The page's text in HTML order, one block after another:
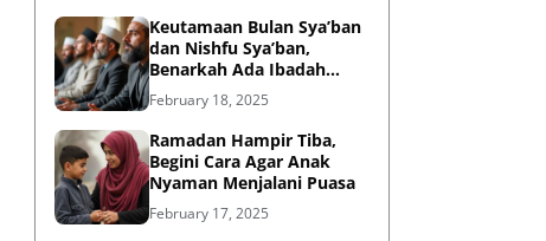
Keutamaan Bulan Sya’ban
dan Nishfu Sya’ban,
Benarkah Ada Ibadah
Khusus?
February 18, 2025
Ramadan Hampir Tiba,
Begini Cara Agar Anak
Nyaman Menjalani Puasa
February 17, 2025